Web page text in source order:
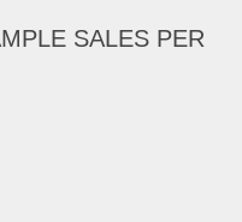
SALES PER